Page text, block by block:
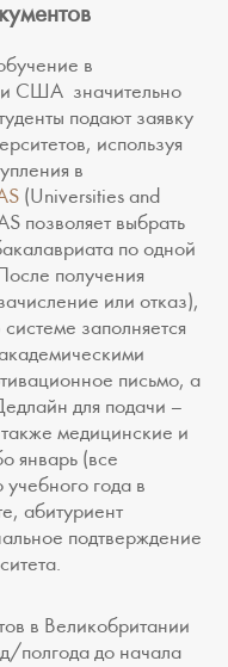
в
и США значительно
подают заявку
используя
в
(Universities and
позволяет выбрать
по одной
получения
или отказ),
заполняется
письмо, а
для подачи –
медицинские и
январь (все
года в
абитуриент
подтверждение
в Великобритании
полгода до начала